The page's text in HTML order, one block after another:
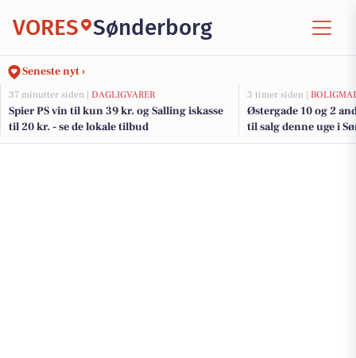
VORES Sønderborg
Seneste nyt ›
37 minutter siden | DAGLIGVARER
Spier PS vin til kun 39 kr. og Salling iskasse
til 20 kr. - se de lokale tilbud
3 timer siden |
Østergade 10 og 2
til salg denne uge i
boligerne her.